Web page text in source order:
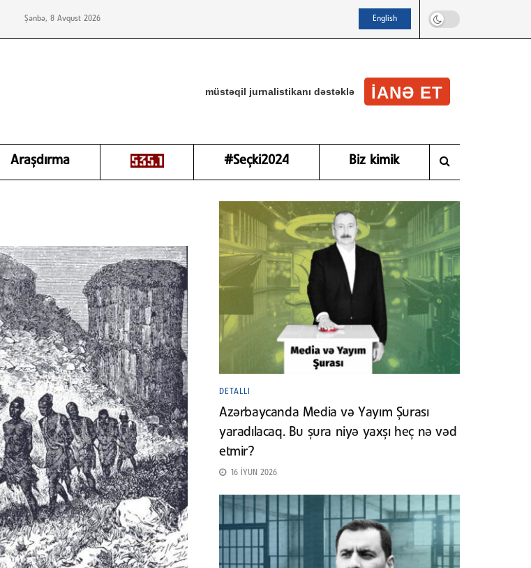
Şənbə, 8 Avqust 2026 English
müstəqil jurnalistikanı dəstəklə IANƏ ET
Araşdırma #Seçki2024 Biz kimik
DETALLI
Azərbaycanda Media və Yayım Şurası
yaradılacaq. Bu şura niyə yaxşı heç nə vəd
etmir?
16 İYUN 2026